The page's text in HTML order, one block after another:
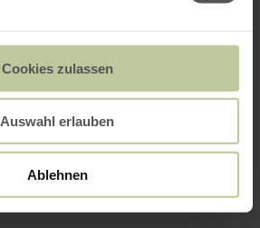
Cookies zulassen
Auswahl erlauben
Ablehnen